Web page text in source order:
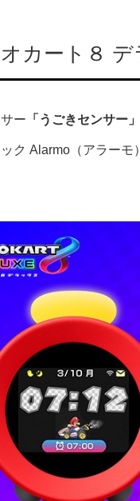
オカート８
ー 「うごきセンサー」
ク Alarmo（アラーモ